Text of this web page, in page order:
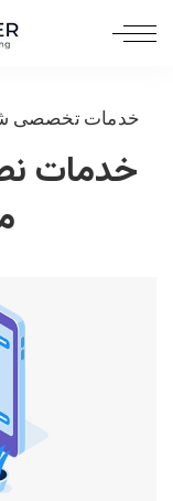
خدمات تخصصی
خدمات